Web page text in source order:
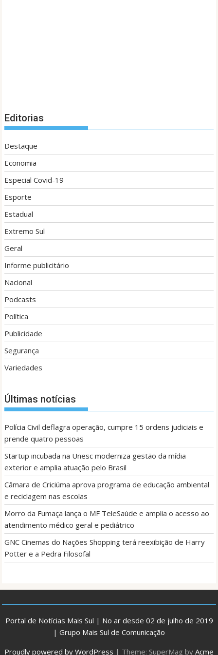
Editorias
Destaque
Economia
Especial Covid-19
Esporte
Estadual
Extremo Sul
Geral
Informe publicitário
Nacional
Podcasts
Política
Publicidade
Segurança
Variedades
Últimas notícias
Polícia Civil deflagra operação, cumpre 15 ordens judiciais e
prende quatro pessoas
Startup incubada na Unesc moderniza gestão da mídia
exterior e amplia atuação pelo Brasil
Câmara de Criciúma aprova programa de educação ambiental
e reciclagem nas escolas
Morro da Fumaça lança o MF TeleSaúde e amplia o acesso ao
atendimento médico geral e pediátrico
GNC Cinemas do Nações Shopping terá reexibição de Harry
Potter e a Pedra Filosofal
Portal de Notícias Mais Sul | No ar desde 02 de julho de 2019
| Grupo Mais Sul de Comunicação
Proudly powered by WordPress | Theme: SuperMag by Acme